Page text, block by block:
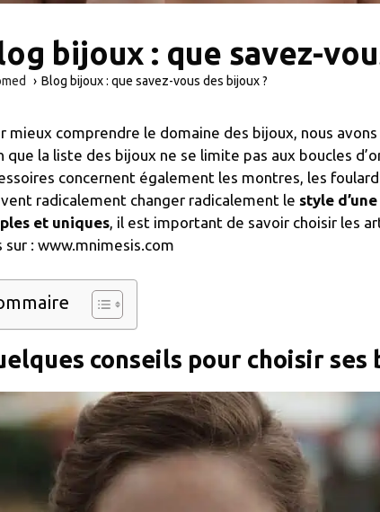
bijoux : que savez-
Blog bijoux : que savez-vous des bijoux ?
mieux comprendre le domaine des bijoux, nous
que la liste des bijoux ne se limite pas aux boucles
concernent également les montres, les
radicalement changer radicalement le style
et uniques, il est important de savoir choisir les
sur : www.mnimesis.com
conseils pour choisir ses